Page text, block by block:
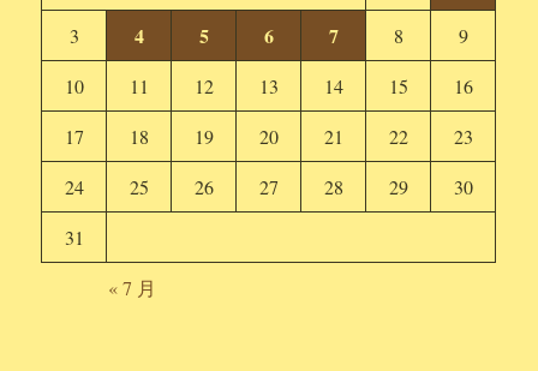
3 4 5 6 7 8
9
10
11 12 13 14 15
16
17
18 19 20 21 22
23
24
25 26 27 28 29
30
31
« 7 月